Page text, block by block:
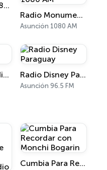
Radio Ñemby 88.3 FM
Radio Monumental 1080 AM
Asunción 1080 AM
Tereré Mix Radio Online Radio Disney Paraguay
Asunción 96.5 FM
Cumbia Para Recordar con Monchi Bogarin